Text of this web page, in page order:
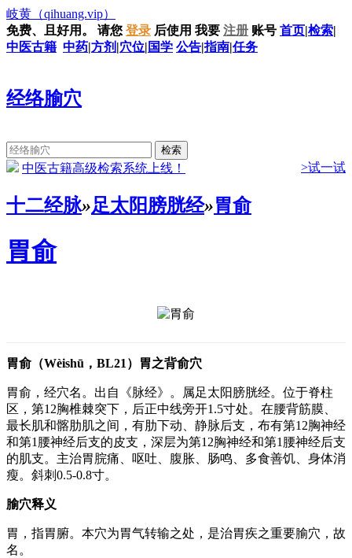
岐黄 （qihuang.vip）
免费、且好用。
请您 登录 后使用 我要 注册 账号 首页|检索|
中医古籍 中药|方剂 |穴位| 国学 公告|指南|任务
经络腧穴
中医古籍高级检索系统上线！ >试一试
十二经脉»足太阳膀胱经»胃俞
胃俞
胃俞（Wèishū，BL21）胃之背俞穴
胃俞，经穴名。出自《脉经》。属足太阳膀胱经。位于脊柱
区，第12胸椎棘突下，后正中线旁开1.5寸处。在腰背筋膜、
最长肌和髂肋肌之间，有肋下动、静脉后支，布有第12胸神经
和第1腰神经后支的皮支，深层为第12胸神经和第1腰神经后支
的肌支。主治胃脘痛、呕吐、腹胀、肠鸣、多食善饥、身体消
瘦。斜刺0.5-0.8寸。
腧穴释义
胃，指胃腑。本穴为胃气转输之处，是治胃疾之重要腧穴，故
名。